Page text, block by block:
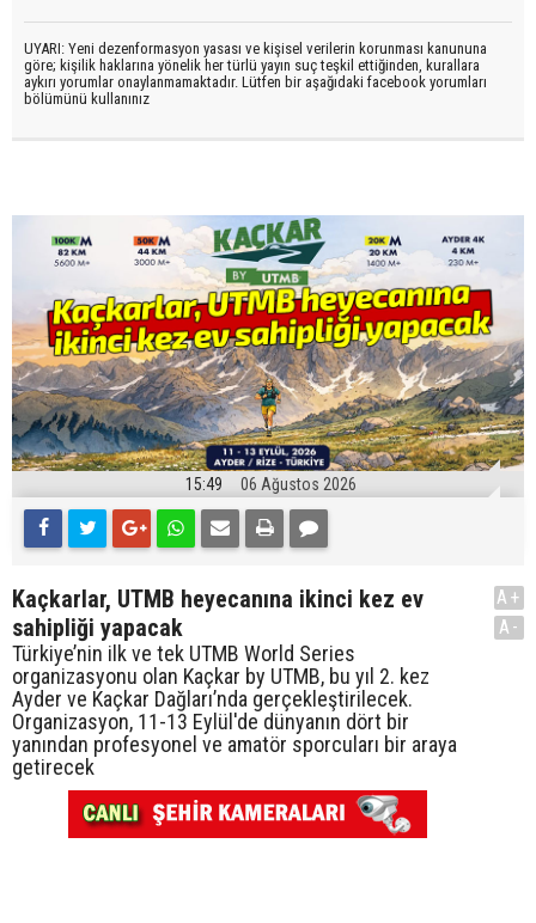
UYARI: Yeni dezenformasyon yasası ve kişisel verilerin korunması kanununa
göre; kişilik haklarına yönelik her türlü yayın suç teşkil ettiğinden, kurallara
aykırı yorumlar onaylanmamaktadır. Lütfen bir aşağıdaki facebook yorumları
bölümünü kullanınız
15:49 06 Ağustos 2026
Kaçkarlar, UTMB heyecanına ikinci kez ev
sahipliği yapacak
Türkiye’nin ilk ve tek UTMB World Series
organizasyonu olan Kaçkar by UTMB, bu yıl 2. kez
Ayder ve Kaçkar Dağları’nda gerçekleştirilecek.
Organizasyon, 11-13 Eylül'de dünyanın dört bir
yanından profesyonel ve amatör sporcuları bir araya
getirecek
A+
A-